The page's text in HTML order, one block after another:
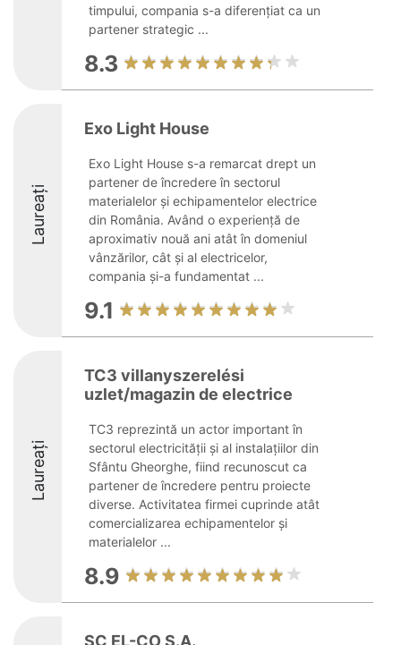
timpului, compania s-a diferențiat ca un
partener strategic ...
8.3
Laureați
Exo Light House
Exo Light House s-a remarcat drept un
partener de încredere în sectorul
materialelor și echipamentelor electrice
din România. Având o experiență de
aproximativ nouă ani atât în domeniul
vânzărilor, cât și al electricelor,
compania și-a fundamentat ...
9.1
Laureați
TC3 villanyszerelési
uzlet/magazin de electrice
TC3 reprezintă un actor important în
sectorul electricității și al instalațiilor din
Sfântu Gheorghe, fiind recunoscut ca
partener de încredere pentru proiecte
diverse. Activitatea firmei cuprinde atât
comercializarea echipamentelor și
materialelor ...
8.9
SC EL-CO S.A.